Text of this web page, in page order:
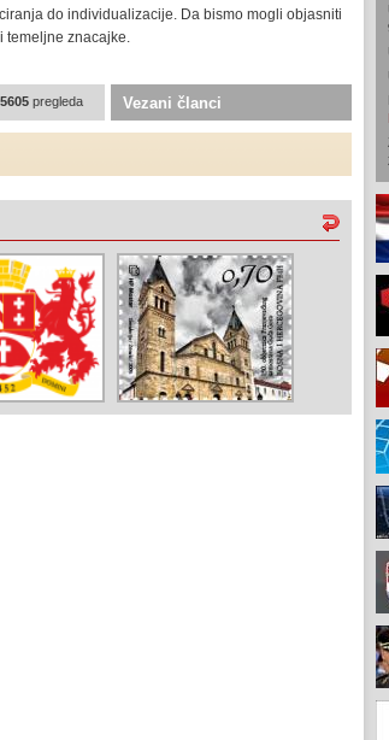
do individualizacije. Da bismo mogli objasniti
temeljne znacajke.
pregleda Vezani članci